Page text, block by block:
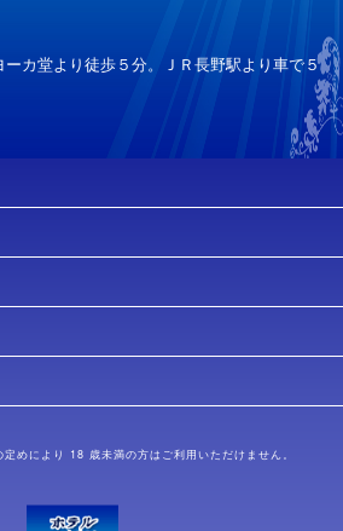
カ堂より徒歩５分。ＪＲ長野駅より車で５
めにより 18 歳未満の方はご利用いただけません。